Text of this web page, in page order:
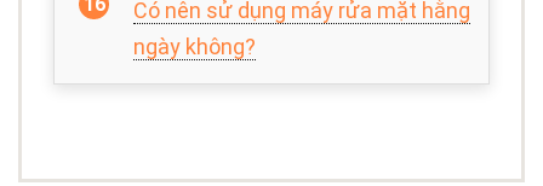
Có nên sử dụng máy rửa mặt hằng
ngày không?